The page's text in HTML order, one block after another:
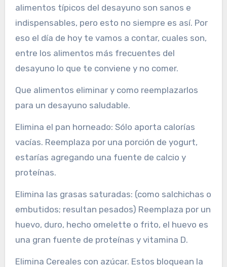
alimentos típicos del desayuno son sanos e
indispensables, pero esto no siempre es así. Por
eso el día de hoy te vamos a contar, cuales son,
entre los alimentos más frecuentes del
desayuno lo que te conviene y no comer.
Que alimentos eliminar y como reemplazarlos
para un desayuno saludable.
Elimina el pan horneado: Sólo aporta calorías
vacías. Reemplaza por una porción de yogurt,
estarías agregando una fuente de calcio y
proteínas.
Elimina las grasas saturadas: (como salchichas o
embutidos; resultan pesados) Reemplaza por un
huevo, duro, hecho omelette o frito, el huevo es
una gran fuente de proteínas y vitamina D.
Elimina Cereales con azúcar. Estos bloquean la